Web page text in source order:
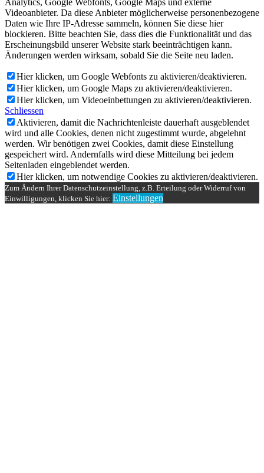
Videoanbieter. Da diese Anbieter möglicherweise personenbezogene
Daten wie Ihre IP-Adresse sammeln, können Sie diese hier
blockieren. Bitte beachten Sie, dass dies die Funktionalität und das
Erscheinungsbild unserer Website stark beeinträchtigen kann.
Änderungen werden wirksam, sobald Sie die Seite neu laden.
Hier klicken, um Google Webfonts zu aktivieren/deaktivieren.
Hier klicken, um Google Maps zu aktivieren/deaktivieren.
Hier klicken, um Videoeinbettungen zu aktivieren/deaktivieren.
Schliessen
Aktivieren, damit die Nachrichtenleiste dauerhaft ausgeblendet
wird und alle Cookies, denen nicht zugestimmt wurde, abgelehnt
werden. Wir benötigen zwei Cookies, damit diese Einstellung
gespeichert wird. Andernfalls wird diese Mitteilung bei jedem
Seitenladen eingeblendet werden.
Hier klicken, um notwendige Cookies zu aktivieren/deaktivieren.
Zum Ändern Ihrer Datenschutzeinstellung, z.B. Erteilung oder Widerruf von
Einwilligungen, klicken Sie hier: Einstellungen